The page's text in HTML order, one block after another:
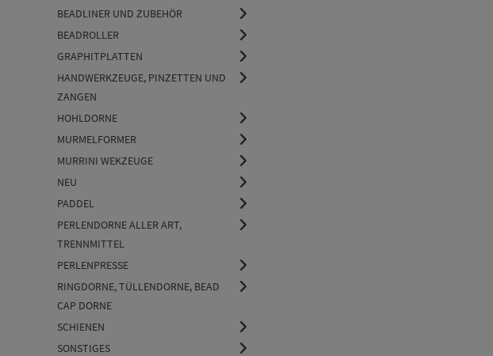
BEADLINER UND ZUBEHÖR
BEADROLLER
GRAPHITPLATTEN
HANDWERKZEUGE, PINZETTEN UND
ZANGEN
HOHLDORNE
MURMELFORMER
MURRINI WEKZEUGE
NEU
PADDEL
PERLENDORNE ALLER ART,
TRENNMITTEL
PERLENPRESSE
RINGDORNE, TÜLLENDORNE, BEAD
CAP DORNE
SCHIENEN
SONSTIGES